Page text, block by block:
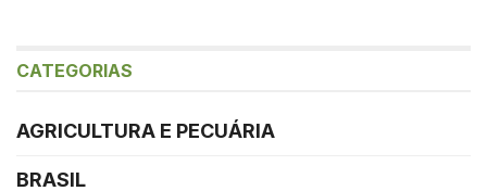
CATEGORIAS
AGRICULTURA E PECUÁRIA
BRASIL